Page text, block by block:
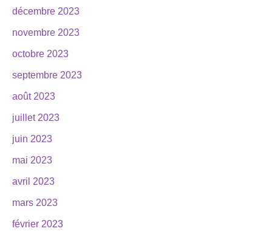
décembre 2023
novembre 2023
octobre 2023
septembre 2023
août 2023
juillet 2023
juin 2023
mai 2023
avril 2023
mars 2023
février 2023